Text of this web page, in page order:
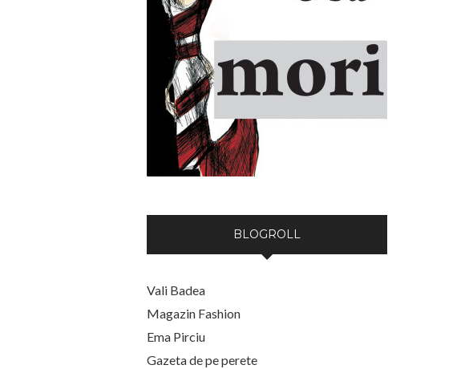
BLOGROLL
Vali Badea
Magazin Fashion
Ema Pirciu
Gazeta de pe perete